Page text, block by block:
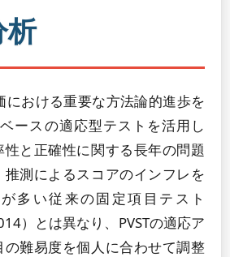
析
における重要な方法論的進歩を
ースの適応型テストを活用し
と正確性に関する長年の問題
測によるスコアのインフレを
多い従来の固定項目テスト
）とは異なり、PVSTの適応ア
難易度を個人に合わせて調整